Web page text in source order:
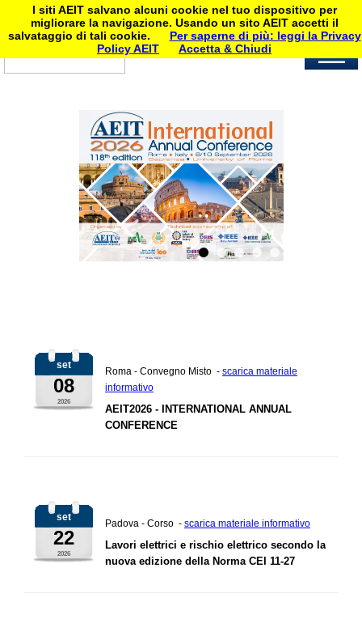
set
08
2026
Roma - Convegno Misto - scarica materiale
informativo
AEIT2026 - INTERNATIONAL ANNUAL
CONFERENCE
set
22
2026
Padova - Corso - scarica materiale informativo
Lavori elettrici e rischio elettrico secondo la
nuova edizione della Norma CEI 11-27
I siti AEIT salvano alcuni cookie nel tuo dispositivo per
migliorare la navigazione. Usando un sito AEIT accetti il
salvataggio di tali cookie.
Per saperne di più: leggi la Privacy
Policy AEIT
Accetta & Chiudi